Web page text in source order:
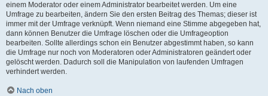
einem Moderator oder einem Administrator bearbeitet werden. Um eine
Umfrage zu bearbeiten, ändern Sie den ersten Beitrag des Themas; dieser ist
immer mit der Umfrage verknüpft. Wenn niemand eine Stimme abgegeben hat,
dann können Benutzer die Umfrage löschen oder die Umfrageoption
bearbeiten. Sollte allerdings schon ein Benutzer abgestimmt haben, so kann
die Umfrage nur noch von Moderatoren oder Administratoren geändert oder
gelöscht werden. Dadurch soll die Manipulation von laufenden Umfragen
verhindert werden.
Nach oben